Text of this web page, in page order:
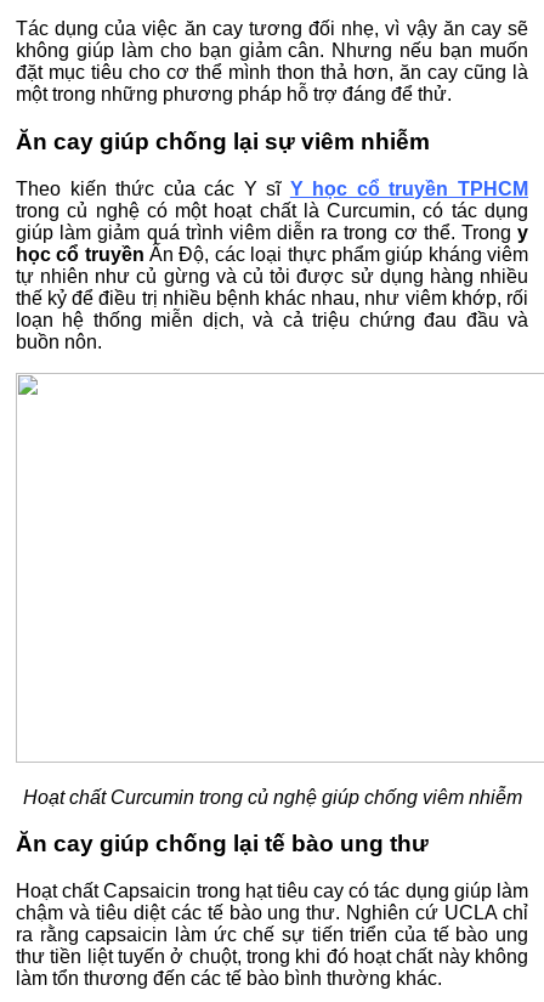
Tác dụng của việc ăn cay tương đối nhẹ, vì vậy ăn cay sẽ
không giúp làm cho bạn giảm cân. Nhưng nếu bạn muốn
đặt mục tiêu cho cơ thể mình thon thả hơn, ăn cay cũng là
một trong những phương pháp hỗ trợ đáng để thử.
Ăn cay giúp chống lại sự viêm nhiễm
Theo kiến thức của các Y sĩ Y học cổ truyền TPHCM
trong củ nghệ có một hoạt chất là Curcumin, có tác dụng
giúp làm giảm quá trình viêm diễn ra trong cơ thể. Trong y
học cổ truyền Ấn Độ, các loại thực phẩm giúp kháng viêm
tự nhiên như củ gừng và củ tỏi được sử dụng hàng nhiều
thế kỷ để điều trị nhiều bệnh khác nhau, như viêm khớp, rối
loạn hệ thống miễn dịch, và cả triệu chứng đau đầu và
buồn nôn.
Hoạt chất Curcumin trong củ nghệ giúp chống viêm nhiễm
Ăn cay giúp chống lại tế bào ung thư
Hoạt chất Capsaicin trong hạt tiêu cay có tác dụng giúp làm
chậm và tiêu diệt các tế bào ung thư. Nghiên cứ UCLA chỉ
ra rằng capsaicin làm ức chế sự tiến triển của tế bào ung
thư tiền liệt tuyến ở chuột, trong khi đó hoạt chất này không
làm tổn thương đến các tế bào bình thường khác.